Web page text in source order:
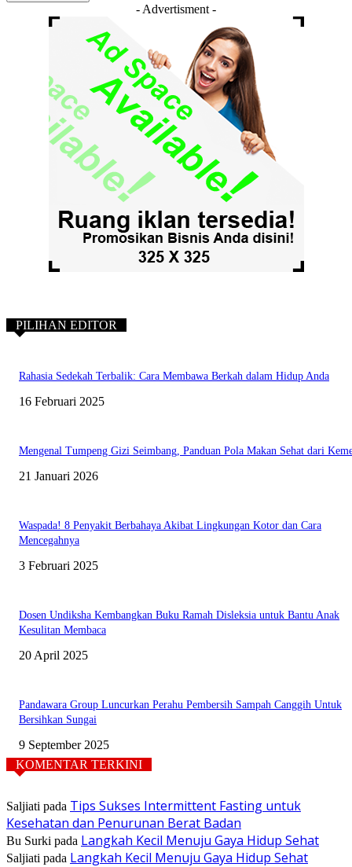
- Advertisment -
PILIHAN EDITOR
Rahasia Sedekah Terbalik: Cara Membawa Berkah dalam Hidup Anda
16 Februari 2025
Mengenal Tumpeng Gizi Seimbang, Panduan Pola Makan Sehat dari
21 Januari 2026
Waspada! 8 Penyakit Berbahaya Akibat Lingkungan Kotor dan Cara
Mencegahnya
3 Februari 2025
Dosen Undiksha Kembangkan Buku Ramah Disleksia untuk Bantu Anak
Kesulitan Membaca
20 April 2025
Pandawara Group Luncurkan Perahu Pembersih Sampah Canggih Untuk
Bersihkan Sungai
9 September 2025
KOMENTAR TERKINI
Saljiati pada Tips Sukses Intermittent Fasting untuk
Kesehatan dan Penurunan Berat Badan
Bu Surki pada Langkah Kecil Menuju Gaya Hidup Sehat
Saljiati pada Langkah Kecil Menuju Gaya Hidup Sehat